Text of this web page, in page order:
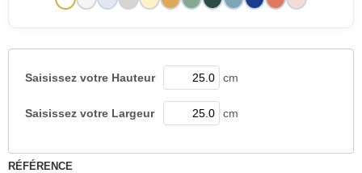
Saisissez votre Hauteur cm
Saisissez votre Largeur cm
RÉFÉRENCE